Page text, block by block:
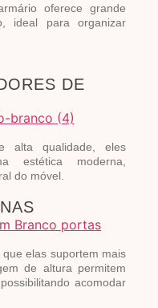
oferece grande
ideal para organizar
DE
alta qualidade, eles
estética moderna,
do móvel.
elas suportem mais
de altura permitem
acomodar